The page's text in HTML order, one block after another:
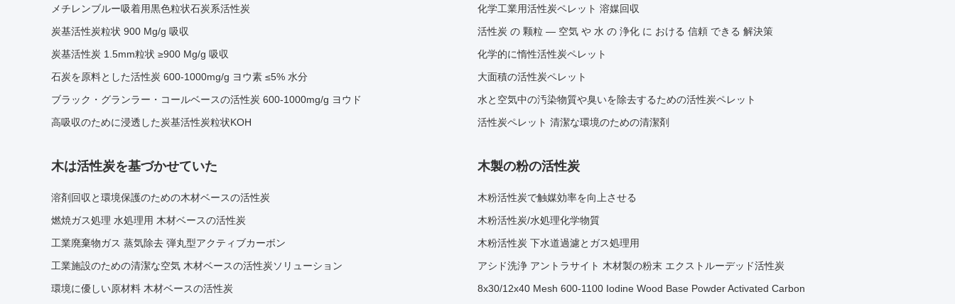
メチレンブルー吸着用黒色粒状石炭系活性炭
炭基活性炭粒状 900 Mg/g 吸収
炭基活性炭 1.5mm粒状 ≥900 Mg/g 吸収
石炭を原料とした活性炭 600-1000mg/g ヨウ素 ≤5% 水分
ブラック・グランラー・コールベースの活性炭 600-1000mg/g ヨウド
高吸収のために浸透した炭基活性炭粒状KOH
化学工業用活性炭ペレット 溶媒回収
活性炭 の 颗粒 ― 空気 や 水 の 浄化 に おける 信頼 できる 解決策
化学的に惰性活性炭ペレット
大面積の活性炭ペレット
水と空気中の汚染物質や臭いを除去するための活性炭ペレット
活性炭ペレット 清潔な環境のための清潔剤
木は活性炭を基づかせていた
溶剤回収と環境保護のための木材ベースの活性炭
燃焼ガス処理 水処理用 木材ベースの活性炭
工業廃棄物ガス 蒸気除去 弾丸型アクティブカーボン
工業施設のための清潔な空気 木材ベースの活性炭ソリューション
環境に優しい原材料 木材ベースの活性炭
木製の粉の活性炭
木粉活性炭で触媒効率を向上させる
木粉活性炭/水処理化学物質
木粉活性炭 下水道過濾とガス処理用
アシド洗浄 アントラサイト 木材製の粉末 エクストルーデッド活性炭
8x30/12x40 Mesh 600-1100 Iodine Wood Base Powder Activated Carbon